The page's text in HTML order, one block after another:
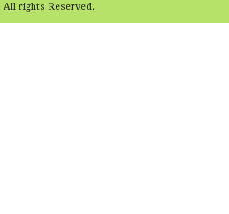
All rights Reserved.